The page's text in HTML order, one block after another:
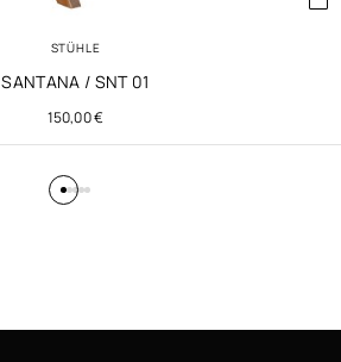
STÜHLE
SANTANA / SNT 01
150,00€